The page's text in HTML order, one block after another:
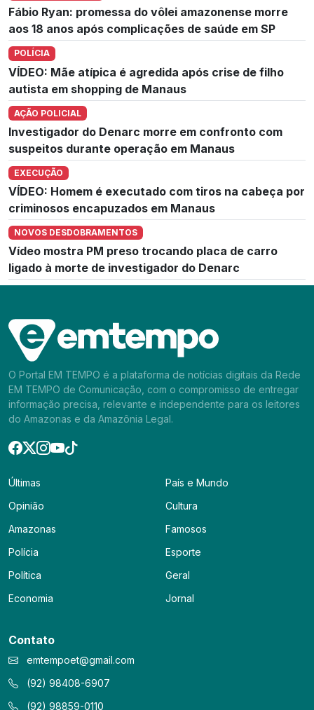
Fábio Ryan: promessa do vôlei amazonense morre
aos 18 anos após complicações de saúde em SP
POLÍCIA
VÍDEO: Mãe atípica é agredida após crise de filho
autista em shopping de Manaus
AÇÃO POLICIAL
Investigador do Denarc morre em confronto com
suspeitos durante operação em Manaus
EXECUÇÃO
VÍDEO: Homem é executado com tiros na cabeça por
criminosos encapuzados em Manaus
NOVOS DESDOBRAMENTOS
Vídeo mostra PM preso trocando placa de carro
ligado à morte de investigador do Denarc
O Portal EM TEMPO é a plataforma de notícias digitais da Rede
EM TEMPO de Comunicação, com o compromisso de entregar
informação precisa, relevante e independente para os leitores
do Amazonas e da Amazônia Legal.
Últimas
Opinião
Amazonas
Polícia
Política
Economia
País e Mundo
Cultura
Famosos
Esporte
Geral
Jornal
Contato
emtempoet@gmail.com
(92) 98408-6907
(92) 98859-0110